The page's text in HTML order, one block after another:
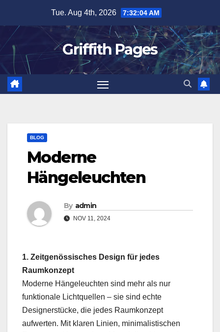
content
Tue. Aug 4th, 2026 7:32:05 AM
Griffith Pages
BLOG
Moderne
Hängeleuchten
By admin
NOV 11, 2024
1. Zeitgenössisches Design für jedes
Raumkonzept
Moderne Hängeleuchten sind mehr als nur
funktionale Lichtquellen – sie sind echte
Designerstücke, die jedes Raumkonzept
aufwerten. Mit klaren Linien, minimalistischen